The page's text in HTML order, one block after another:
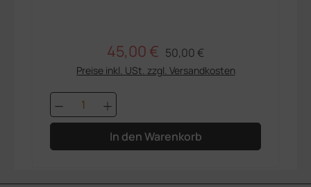
Verkaufspreis:
45,00 € Regulärer Preis:
50,00 €
Preise inkl. USt. zzgl. Versandkosten
Produkt Anzahl: Gib den
In den Warenkorb